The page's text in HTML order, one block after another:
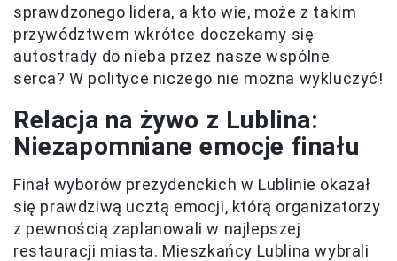
sprawdzonego lidera, a kto wie, może z takim
przywództwem wkrótce doczekamy się
autostrady do nieba przez nasze wspólne
serca? W polityce niczego nie można wykluczyć!
Relacja na żywo z Lublina:
Niezapomniane emocje finału
Finał wyborów prezydenckich w Lublinie okazał
się prawdziwą ucztą emocji, którą organizatorzy
z pewnością zaplanowali w najlepszej
restauracji miasta. Mieszkańcy Lublina wybrali